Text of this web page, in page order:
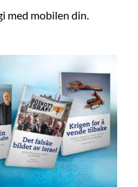
med mobilen din.